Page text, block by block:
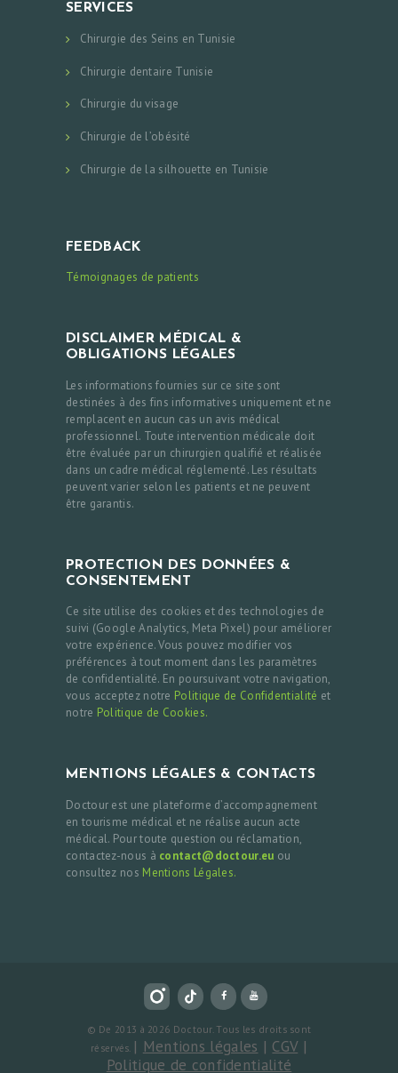
SERVICES
Chirurgie des Seins en Tunisie
Chirurgie dentaire Tunisie
Chirurgie du visage
Chirurgie de l’obésité
Chirurgie de la silhouette en Tunisie
FEEDBACK
Témoignages de patients
DISCLAIMER MÉDICAL &
OBLIGATIONS LÉGALES
Les informations fournies sur ce site sont
destinées à des fins informatives uniquement et ne
remplacent en aucun cas un avis médical
professionnel. Toute intervention médicale doit
être évaluée par un chirurgien qualifié et réalisée
dans un cadre médical réglementé. Les résultats
peuvent varier selon les patients et ne peuvent
être garantis.
PROTECTION DES DONNÉES &
CONSENTEMENT
Ce site utilise des cookies et des technologies de
suivi (Google Analytics, Meta Pixel) pour améliorer
votre expérience. Vous pouvez modifier vos
préférences à tout moment dans les paramètres
de confidentialité. En poursuivant votre navigation,
vous acceptez notre Politique de Confidentialité et
notre Politique de Cookies.
MENTIONS LÉGALES & CONTACTS
Doctour est une plateforme d’accompagnement
en tourisme médical et ne réalise aucun acte
médical. Pour toute question ou réclamation,
contactez-nous à contact@doctour.eu ou
consultez nos Mentions Légales.
© De 2013 à 2026 Doctour. Tous les droits sont
réservés. | Mentions légales | CGV|
Politique de confidentialité